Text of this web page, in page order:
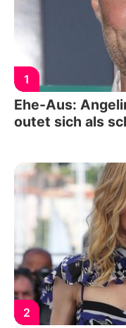
1
Ehe-Aus:
outet sich als
2